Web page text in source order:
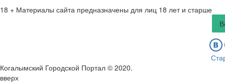
18 + Материалы сайта предназначены для лиц 18 лет и старше
Когалымский Городской Портал © 2020.
вверх